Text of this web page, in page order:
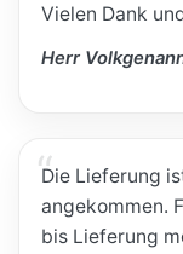
Vielen Dank
Herr
Die Lieferung
angekommen.
bis Lieferung